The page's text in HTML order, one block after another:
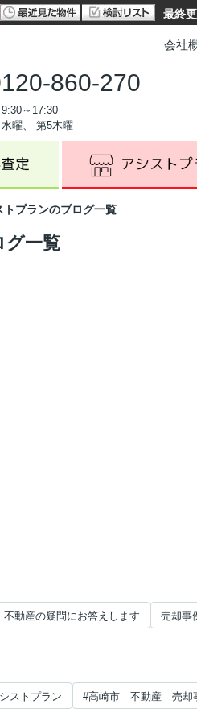
最終
会社
860-270
～17:30
曜、 第5木曜
プランのブログ一覧
一覧
不動産の疑問にお答えします 売却事
トプラン #高崎市 不動産 売却